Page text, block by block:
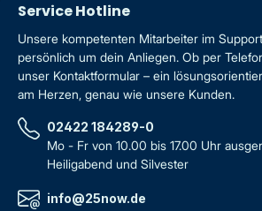
Service Hotline
Unsere kompetenten Mitarbeiter im
persönlich um dein Anliegen. Ob per
unser Kontaktformular – ein
am Herzen, genau wie unsere Kunden.
02422 184289-0
Mo - Fr von 10.00 bis 17.00 Uhr
Heiligabend und Silvester
info@25now.de